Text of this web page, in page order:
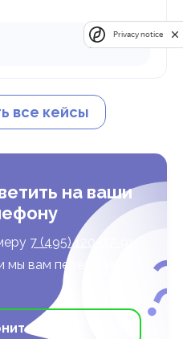
98 876 ₽
все кейсы
на ваши
7 (495) 120-37-91
мы вам перезвоним
мне
Privacy notice